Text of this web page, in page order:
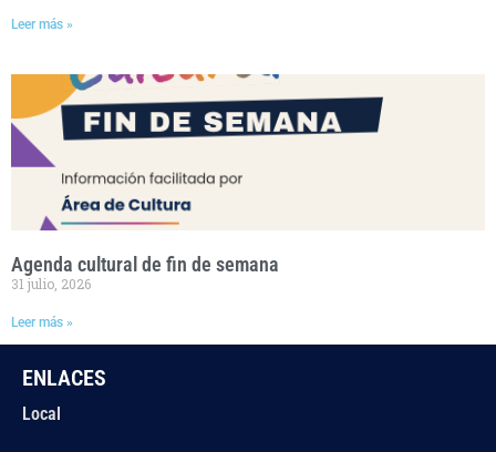
Leer más »
Agenda cultural de fin de semana
31 julio, 2026
Leer más »
ENLACES
Local